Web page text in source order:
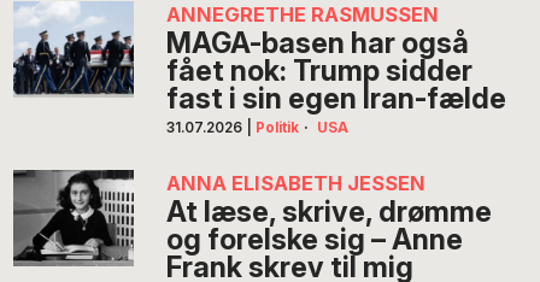
ANNEGRETHE RASMUSSEN
MAGA-basen har også
fået nok: Trump sidder
fast i sin egen Iran-fælde
31.07.2026 Politik · USA
ANNA ELISABETH JESSEN
At læse, skrive, drømme
og forelske sig – Anne
Frank skrev til mig